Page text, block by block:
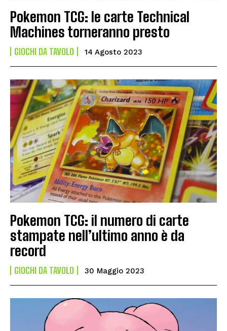
Pokemon TCG: le carte Technical
Machines torneranno presto
GIOCHI DA TAVOLO 14 Agosto 2023
Pokemon TCG: il numero di carte
stampate nell’ultimo anno è da
record
GIOCHI DA TAVOLO 30 Maggio 2023